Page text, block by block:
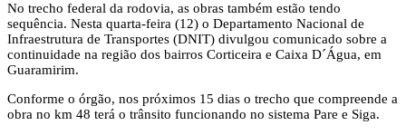
No trecho federal da rodovia, as obras também estão tendo
sequência. Nesta quarta-feira (12) o Departamento Nacional de
Infraestrutura de Transportes (DNIT) divulgou comunicado sobre a
continuidade na região dos bairros Corticeira e Caixa D´Água, em
Guaramirim.
Conforme o órgão, nos próximos 15 dias o trecho que compreende a
obra no km 48 terá o trânsito funcionando no sistema Pare e Siga.